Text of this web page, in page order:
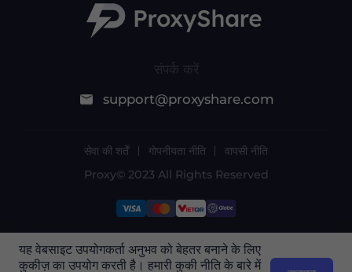
संपर्क करें
support@proxyshare.com
सेवा की शर्तें गोपनीयता नीति
वापसी नीति
Proxy© 2023 All Rights Reserved
पालिसी के कारण यह सेवा मेंटिनल चीन में उपलब्ध नहीं है. अपने
यह वेबसाइट उपयोगकर्ता अनुभव को बेहतर बनाने के लिए
कुकीज़ का उपयोग करती है। हमारी कुकी नीति के बारे में